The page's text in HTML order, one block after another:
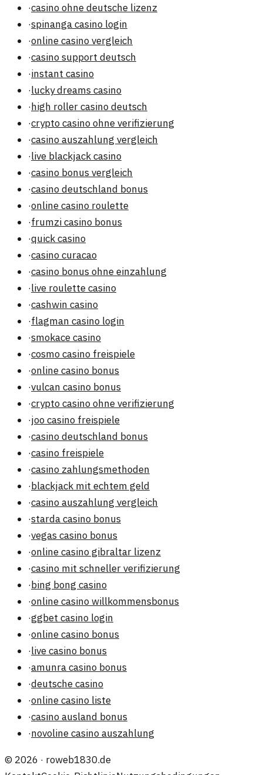
·casino ohne deutsche lizenz
·spinanga casino login
·online casino vergleich
·casino support deutsch
·instant casino
·lucky dreams casino
·high roller casino deutsch
·crypto casino ohne verifizierung
·casino auszahlung vergleich
·live blackjack casino
·casino bonus vergleich
·casino deutschland bonus
·online casino roulette
·frumzi casino bonus
·quick casino
·casino curacao
·casino bonus ohne einzahlung
·live roulette casino
·cashwin casino
·flagman casino login
·smokace casino
·cosmo casino freispiele
·online casino bonus
·vulcan casino bonus
·crypto casino ohne verifizierung
·joo casino freispiele
·casino deutschland bonus
·casino freispiele
·casino zahlungsmethoden
·blackjack mit echtem geld
·casino auszahlung vergleich
·starda casino bonus
·vegas casino bonus
·online casino gibraltar lizenz
·casino mit schneller verifizierung
·bing bong casino
·online casino willkommensbonus
·ggbet casino login
·online casino bonus
·live casino bonus
·amunra casino bonus
·deutsche casino
·online casino liste
·casino ausland bonus
·novoline casino auszahlung
© 2026 · roweb1830.de